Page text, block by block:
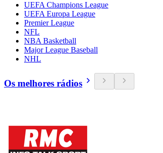
UEFA Champions League
UEFA Europa League
Premier League
NFL
NBA Basketball
Major League Baseball
NHL
Os melhores rádios